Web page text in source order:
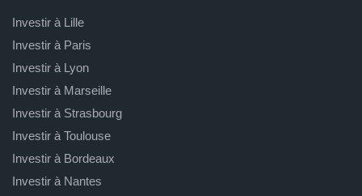
Investir à Lille
Investir à Paris
Investir à Lyon
Investir à Marseille
Investir à Strasbourg
Investir à Toulouse
Investir à Bordeaux
Investir à Nantes